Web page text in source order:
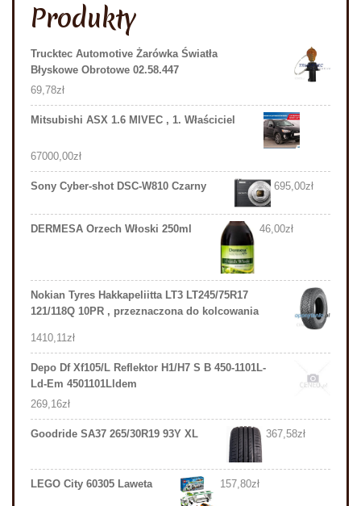
Produkty
Trucktec Automotive Żarówka Światła
Błyskowe Obrotowe 02.58.447
69,78zł
Mitsubishi ASX 1.6 MIVEC , 1. Właściciel
67000,00zł
Sony Cyber-shot DSC-W810 Czarny 695,00zł
DERMESA Orzech Włoski 250ml 46,00zł
Nokian Tyres Hakkapeliitta LT3 LT245/75R17
121/118Q 10PR , przeznaczona do kolcowania
1410,11 zł
Depo Df Xf105/L Reflektor H1/H7 S B 450-1101L-
Ld-Em 4501101Lldem
269,16zł
Goodride SA37 265/30R19 93Y XL 367,58zł
LEGO City 60305 Laweta 157,80zł